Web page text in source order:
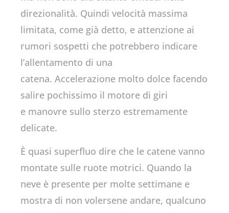
direzionalità. Quindi velocità massima
limitata, come già detto, e attenzione ai
rumori sospetti che potrebbero indicare
l’allentamento di una
catena. Accelerazione molto dolce facendo
salire pochissimo il motore di giri
e manovre sullo sterzo estremamente
delicate.
È quasi superfluo dire che le catene vanno
montate sulle ruote motrici. Quando la
neve è presente per molte settimane e
mostra di non volersene andare, qualcuno